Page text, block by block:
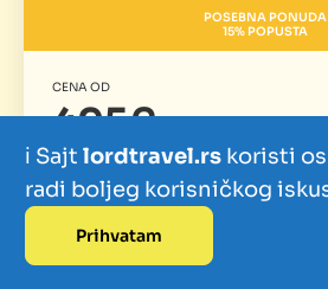
POSEBNA PONUDA
15% POPUSTA
CENA OD
495€
ZA 10 NOĆENJA
Izdvajamo
ℹ️ Sajtlordtravel.rs koristi
radi boljeg korisničkog
Prihvatam